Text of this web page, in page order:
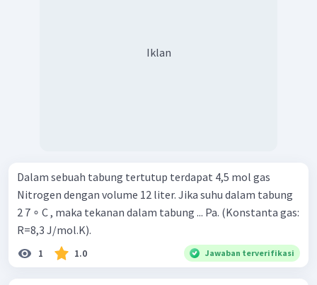
Iklan
Dalam sebuah tabung tertutup terdapat 4,5 mol gas
Nitrogen dengan volume 12 liter. Jika suhu dalam tabung
2 7 ∘ C , maka tekanan dalam tabung ... Pa. (Konstanta gas:
R=8,3 J/mol.K).
1 1.0 Jawaban terverifikasi